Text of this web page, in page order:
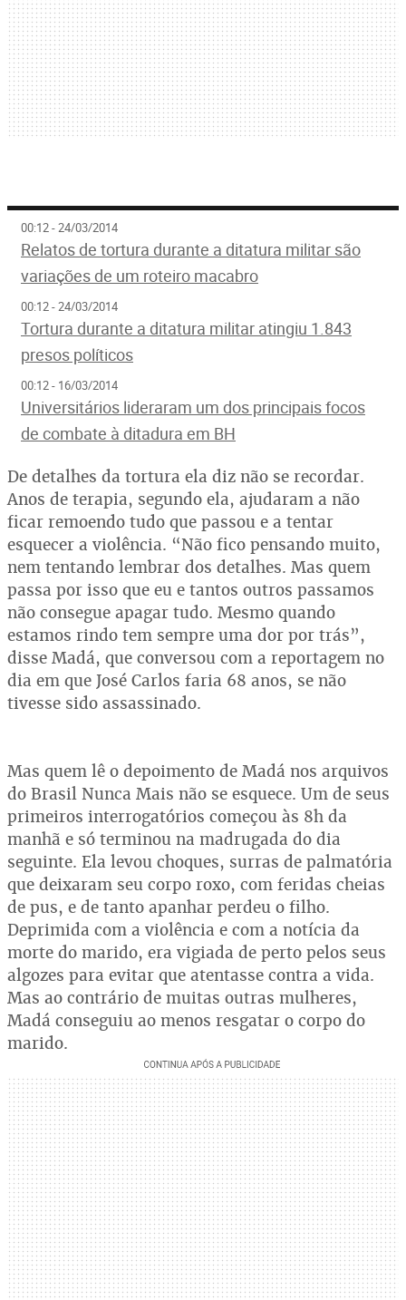
00:12 - 24/03/2014
Relatos de tortura durante a ditatura militar são
variações de um roteiro macabro
00:12 - 24/03/2014
Tortura durante a ditatura militar atingiu 1.843
presos políticos
00:12 - 16/03/2014
Universitários lideraram um dos principais focos
de combate à ditadura em BH
De detalhes da tortura ela diz não se recordar.
Anos de terapia, segundo ela, ajudaram a não
ficar remoendo tudo que passou e a tentar
esquecer a violência. “Não fico pensando muito,
nem tentando lembrar dos detalhes. Mas quem
passa por isso que eu e tantos outros passamos
não consegue apagar tudo. Mesmo quando
estamos rindo tem sempre uma dor por trás”,
disse Madá, que conversou com a reportagem no
dia em que José Carlos faria 68 anos, se não
tivesse sido assassinado.
Mas quem lê o depoimento de Madá nos arquivos
do Brasil Nunca Mais não se esquece. Um de seus
primeiros interrogatórios começou às 8h da
manhã e só terminou na madrugada do dia
seguinte. Ela levou choques, surras de palmatória
que deixaram seu corpo roxo, com feridas cheias
de pus, e de tanto apanhar perdeu o filho.
Deprimida com a violência e com a notícia da
morte do marido, era vigiada de perto pelos seus
algozes para evitar que atentasse contra a vida.
Mas ao contrário de muitas outras mulheres,
Madá conseguiu ao menos resgatar o corpo do
marido.